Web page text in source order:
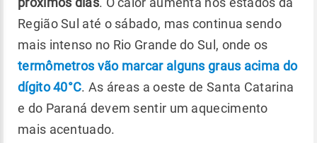
Região Sul até o sábado, mas continua sendo
mais intenso no Rio Grande do Sul, onde os
termômetros vão marcar alguns graus acima do
dígito 40°C. As áreas a oeste de Santa Catarina
e do Paraná devem sentir um aquecimento
mais acentuado.